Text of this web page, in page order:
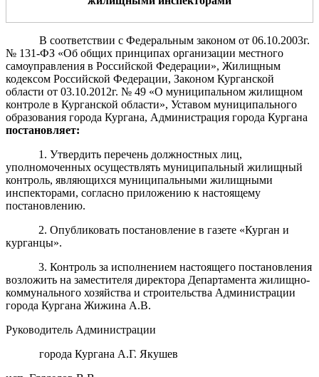
В соответствии с Федеральным законом от 06.10.2003г.
№ 131-ФЗ «Об общих принципах организации местного
самоуправления в Российской Федерации», Жилищным
кодексом Российской Федерации, Законом Курганской
области от 03.10.2012г. № 49 «О муниципальном жилищном
контроле в Курганской области», Уставом муниципального
образования города Кургана, Администрация города Кургана
постановляет:
1. Утвердить перечень должностных лиц,
уполномоченных осуществлять муниципальный жилищный
контроль, являющихся муниципальными жилищными
инспекторами, согласно приложению к настоящему
постановлению.
2. Опубликовать постановление в газете «Курган и
курганцы».
3. Контроль за исполнением настоящего постановления
возложить на заместителя директора Департамента жилищно-
коммунального хозяйства и строительства Администрации
города Кургана Жижина А.В.
Руководитель Администрации
города Кургана А.Г. Якушев